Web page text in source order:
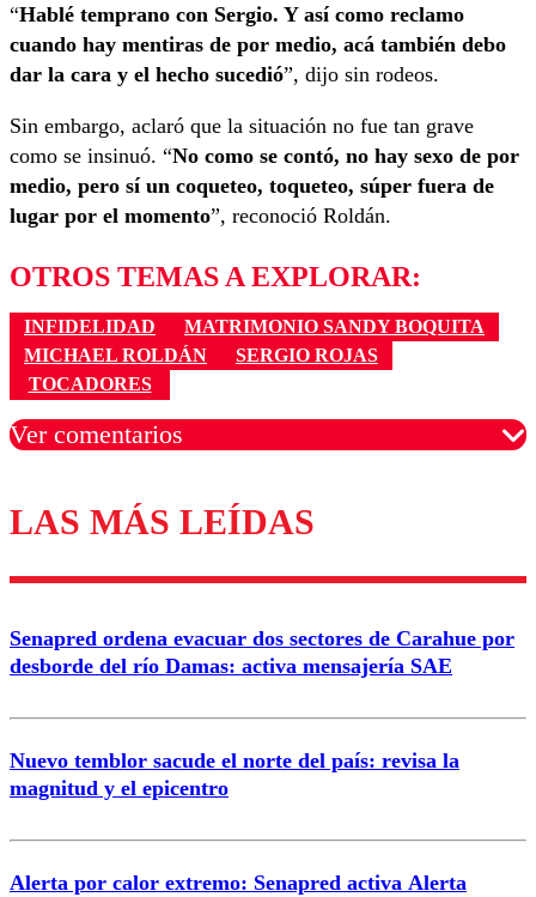
“Hablé temprano con Sergio. Y así como reclamo
cuando hay mentiras de por medio, acá también debo
dar la cara y el hecho sucedió”, dijo sin rodeos.
Sin embargo, aclaró que la situación no fue tan grave
como se insinuó. “No como se contó, no hay sexo de por
medio, pero sí un coqueteo, toqueteo, súper fuera de
lugar por el momento”, reconoció Roldán.
OTROS TEMAS A EXPLORAR:
INFIDELIDAD
MATRIMONIO SANDY BOQUITA
MICHAEL ROLDÁN
SERGIO ROJAS
TOCADORES
Ver comentarios
Los comentarios son moderados para garantizar un
diálogo respetuoso.
Nombre
Correo
LAS MÁS LEÍDAS
Senapred ordena evacuar dos sectores de Carahue por
desborde del río Damas: activa mensajería SAE
Nuevo temblor sacude el norte del país: revisa la
magnitud y el epicentro
Alerta por calor extremo: Senapred activa Alerta